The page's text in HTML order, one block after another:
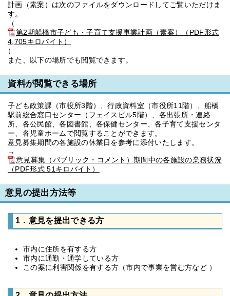
計画（素案）は次のファイルをダウンロードしてご覧いただけま
す。
（
第2期船橋市子ども・子育て支援事業計画（素案）（PDF形式
4,705キロバイト）
）
また、以下の場所でも閲覧できます。
資料が閲覧できる場所
子ども政策課（市役所3階）、行政資料室（市役所11階）、船橋
駅前総合窓口センター（フェイスビル5階）、各出張所・連絡
所、各公民館、各図書館、各保健センター、各子育て支援センタ
ー、各児童ホームで閲覧することができます。
意見募集期間の各施設の休業日を参考に添付いたします。
→
意見募集（パブリック・コメント）期間中の各施設の業務状況
（PDF形式 51キロバイト）
意見の提出方法等
1．意見を提出できる方
市内に住所を有する方
市内に通勤・通学している方
この案に利害関係を有する方（市内で事業を営む方など ）